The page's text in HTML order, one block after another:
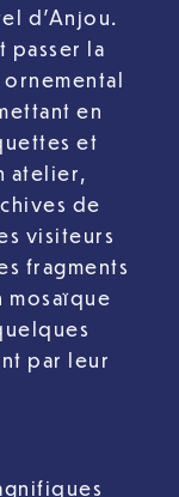
d’Anjou.
passer la
en
et
atelier,
de
visiteurs
fragments
mosaïque
par leur